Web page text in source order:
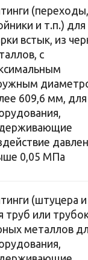
(переходы,
и т.п.) для
встык, из
с
609,6 мм, для
0,05 МПа
(штуцера и
труб или
металлов